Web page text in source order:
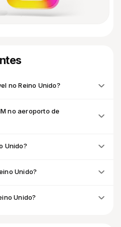
no Reino Unido?
no aeroporto de
Unido?
Unido?
Unido?